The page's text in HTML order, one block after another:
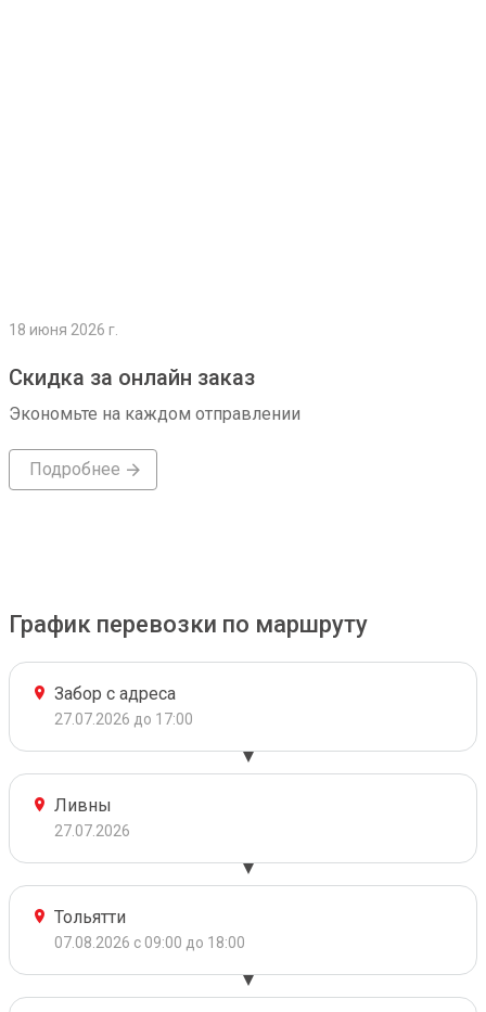
18 июня 2026 г.
Скидка за онлайн заказ
Экономьте на каждом отправлении
Подробнее
График перевозки по маршруту
Забор с адреса
27.07.2026 до 17:00
Ливны
27.07.2026
Тольятти
07.08.2026 с 09:00 до 18:00